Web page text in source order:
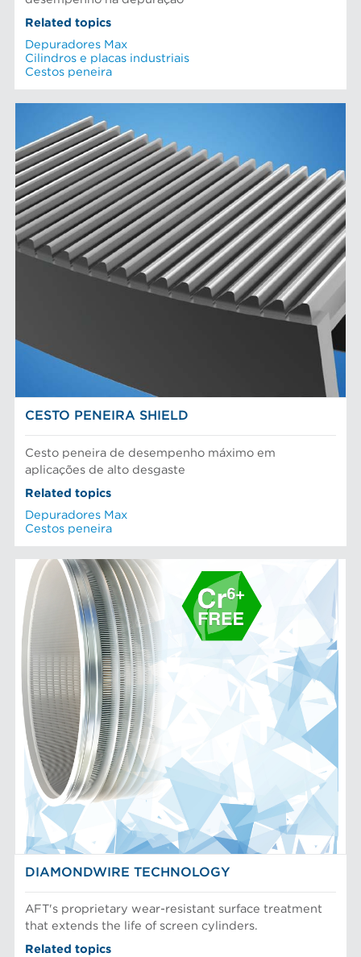
Related topics
Depuradores Max
Cilindros e placas industriais
Cestos peneira
CESTO PENEIRA SHIELD
Cesto peneira de desempenho máximo em
aplicações de alto desgaste
Related topics
Depuradores Max
Cestos peneira
DIAMONDWIRE TECHNOLOGY
AFT's proprietary wear-resistant surface treatment
that extends the life of screen cylinders.
Related topics